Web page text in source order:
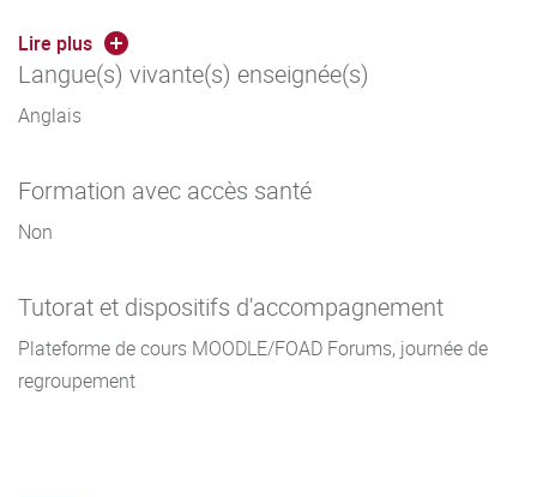
le parcours Langage et cognition dans la société de
l’information (LaCSI)
linguistiques (FLEAL).
Lire plus
Langue(s) vivante(s) enseignée(s)
Anglais
Formation avec accès santé
Non
Tutorat et dispositifs d'accompagnement
Plateforme de cours MOODLE/FOAD Forums, journée de
regroupement